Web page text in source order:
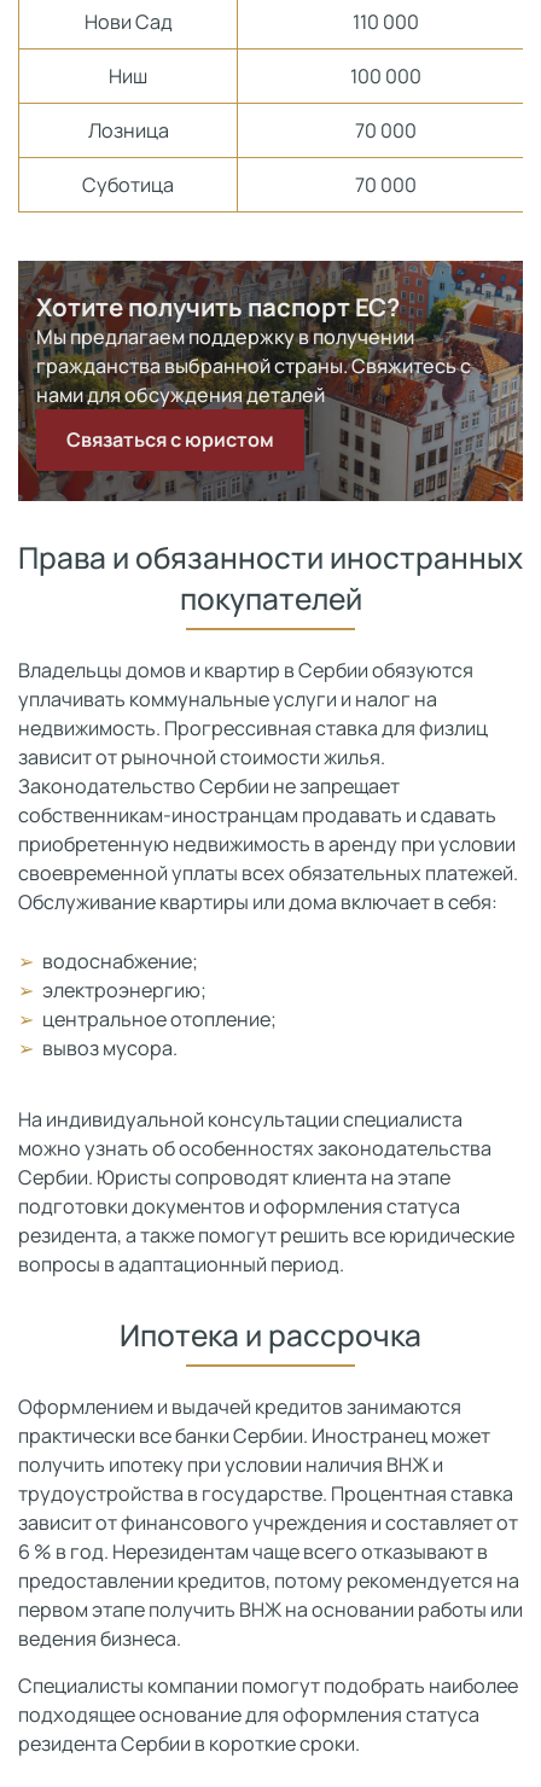
Нови Сад 110 000
Ниш 100 000
Лозница 70 000
Суботица 70 000
Хотите получить паспорт ЕС?
Мы предлагаем поддержку в получении
гражданства выбранной страны. Свяжитесь с
нами для обсуждения деталей
Связаться с юристом
Права и обязанности иностранных
покупателей
Владельцы домов и квартир в Сербии обязуются
уплачивать коммунальные услуги и налог на
недвижимость. Прогрессивная ставка для физлиц
зависит от рыночной стоимости жилья.
Законодательство Сербии не запрещает
собственникам-иностранцам продавать и сдавать
приобретенную недвижимость в аренду при условии
своевременной уплаты всех обязательных платежей.
Обслуживание квартиры или дома включает в себя:
водоснабжение;
электроэнергию;
центральное отопление;
вывоз мусора.
На индивидуальной консультации специалиста
можно узнать об особенностях законодательства
Сербии. Юристы сопроводят клиента на этапе
подготовки документов и оформления статуса
резидента, а также помогут решить все юридические
вопросы в адаптационный период.
Ипотека и рассрочка
Оформлением и выдачей кредитов занимаются
практически все банки Сербии. Иностранец может
получить ипотеку при условии наличия ВНЖ и
трудоустройства в государстве. Процентная ставка
зависит от финансового учреждения и составляет от
6 % в год. Нерезидентам чаще всего отказывают в
предоставлении кредитов, потому рекомендуется на
первом этапе получить ВНЖ на основании работы или
ведения бизнеса.
Специалисты компании помогут подобрать наиболее
подходящее основание для оформления статуса
резидента Сербии в короткие сроки.